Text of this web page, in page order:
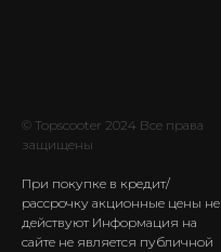
© Topscooter 2024 Все права
защищены
При покупке в кредит/
рассрочку акционные цены не
действуют Информация на
сайте не является публичной